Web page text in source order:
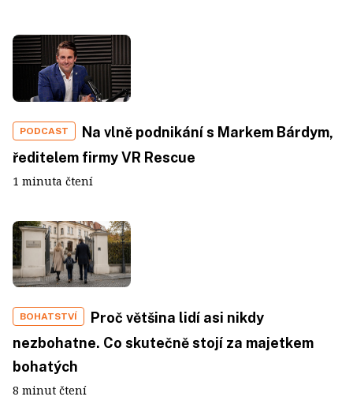
PODCAST
Na vlně podnikání s Markem Bárdym,
ředitelem firmy VR Rescue
1 minuta čtení
BOHATSTVÍ
Proč většina lidí asi nikdy
nezbohatne. Co skutečně stojí za majetkem
bohatých
8 minut čtení